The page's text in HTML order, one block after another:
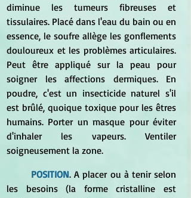
diminue les tumeurs fibreuses et
tissulaires. Placé dans l'eau du bain ou en
essence, le soufre allège les gonflements
douloureux et les problèmes articulaires.
Peut être appliqué sur la peau pour
soigner les affections dermiques. En
poudre, c'est un insecticide naturel s'il
est brûlé, quoique toxique pour les êtres
humains. Porter un masque pour éviter
d'inhaler les vapeurs. Ventiler
soigneusement la zone.
POSITION. A placer ou à tenir selon
les besoins (la forme cristalline est